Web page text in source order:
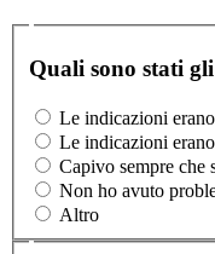
Quali sono stati
Le indicazioni
Le indicazioni
Capivo sempre che
Non ho avuto
Altro